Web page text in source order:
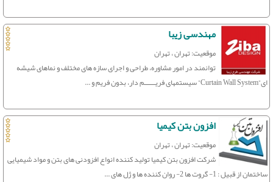
مهندسی زیبا
موقعیت: تهران ، تهران
توانمند در امور مشاوره، طراحی و اجرای سازه های مختلف و نماهای شیشه
ای”Curtain Wall System” سیستمهای فریــــــم دار، بدون فریم و ...
افزون بتن کیمیا
موقعیت: تهران ، تهران
شرکت افزون بتن کیمیا تولید کننده انواع افزودنی های بتن و مواد شیمیایی
ساختمان از قبیل : 1- گروت ها 2- روان کننده ها و ژل های ...